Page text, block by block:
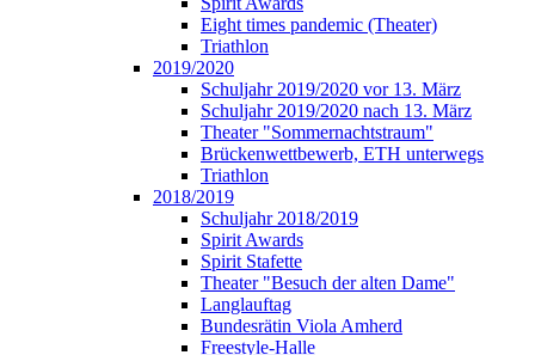
Eight times pandemic (Theater)
Triathlon
2019/2020
Schuljahr 2019/2020 vor 13. März
Schuljahr 2019/2020 nach 13. März
Theater "Sommernachtstraum"
Brückenwettbewerb, ETH unterwegs
Triathlon
2018/2019
Schuljahr 2018/2019
Spirit Awards
Spirit Stafette
Theater "Besuch der alten Dame"
Langlauftag
Bundesrätin Viola Amherd
Freestyle-Halle